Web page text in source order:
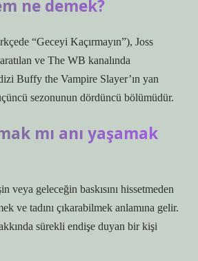
ne demek?
“Geceyi Kaçırmayın”), Joss
ve The WB kanalında
Buffy the Vampire Slayer’ın yan
sezonunun dördüncü bölümüdür.
mı anı yaşamak
veya geleceğin baskısını hissetmeden
ve tadını çıkarabilmek anlamına gelir.
sürekli endişe duyan bir kişi